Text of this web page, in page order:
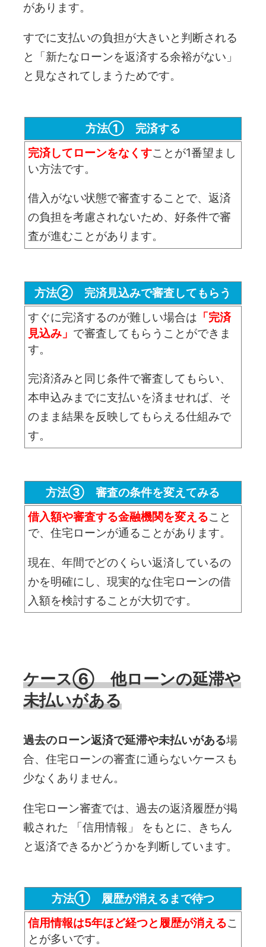
があります。
すでに支払いの負担が大きいと判断される
と「新たなローンを返済する余裕がない」
と見なされてしまうためです。
方法① 完済する
完済してローンをなくすことが1番望まし
い方法です。
借入がない状態で審査することで、返済
の負担を考慮されないため、好条件で審
査が進むことがあります。
方法② 完済見込みで審査してもらう
すぐに完済するのが難しい場合は 「完済
見込み」 で審査してもらうことができま
す。
完済済みと同じ条件で審査してもらい、
本申込みまでに支払いを済ませれば、そ
のまま結果を反映してもらえる仕組みで
す。
方法③ 審査の条件を変えてみる
借入額や審査する金融機関を変えること
で、住宅ローンが通ることがあります。
現在、年間でどのくらい返済しているの
かを明確にし、現実的な住宅ローンの借
入額を検討することが大切です。
ケース⑥ 他ローンの延滞や
未払いがある
過去のローン返済で延滞や未払いがある場
合、住宅ローンの審査に通らないケースも
少なくありません。
住宅ローン審査では、過去の返済履歴が掲
載された 「信用情報」 をもとに、きちん
と返済できるかどうかを判断しています。
方法① 履歴が消えるまで待つ
信用情報は5年ほど経つと履歴が消えるこ
とが多いです。